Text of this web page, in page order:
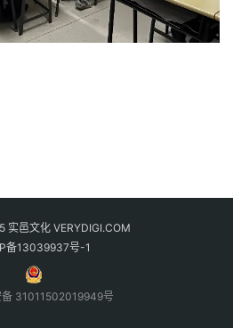
邑文化 VERYDIGI.COM
备13039937号-1
31011502019949号